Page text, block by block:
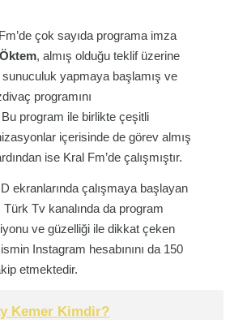
çok sayıda programa imza
, almış olduğu teklif üzerine
yapmaya başlamış ve
programını
program ile birlikte çeşitli
içerisinde de görev almış
ise Kral Fm’de çalışmıştır.
ekranlarında çalışmaya başlayan
Tv kanalında da program
ve güzelliği ile dikkat çeken
Instagram hesabınını da 150
etmektedir.
Kemer Kimdir?